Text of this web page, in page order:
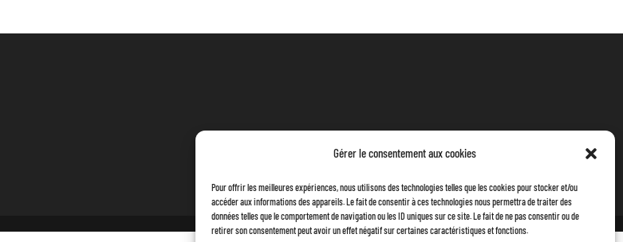
Gérer le consentement aux cookies
Pour offrir les meilleures expériences, nous utilisons des technologies telles que les cookies pour stocker et/ou
accéder aux informations des appareils. Le fait de consentir à ces technologies nous permettra de traiter des
données telles que le comportement de navigation ou les ID uniques sur ce site. Le fait de ne pas consentir ou de
retirer son consentement peut avoir un effet négatif sur certaines caractéristiques et fonctions.